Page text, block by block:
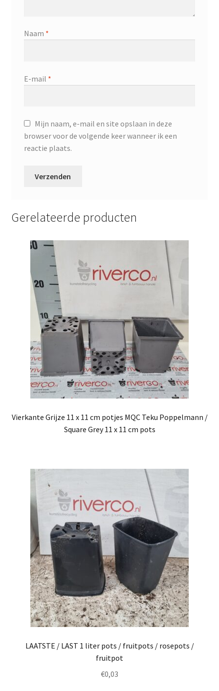
Naam *
E-mail *
Mijn naam, e-mail en site opslaan in deze
browser voor de volgende keer wanneer ik een
reactie plaats.
Gerelateerde producten
Vierkante Grijze 11 x 11 cm potjes MQC Teku Poppelmann /
Square Grey 11 x 11 cm pots
LAATSTE / LAST 1 liter pots / fruitpots / rosepots /
fruitpot
€0,03